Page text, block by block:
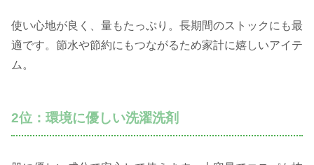
使い心地が良く、量もたっぷり。長期間のストックにも最
適です。節水や節約にもつながるため家計に嬉しいアイテ
ム。
2位：環境に優しい洗濯洗剤